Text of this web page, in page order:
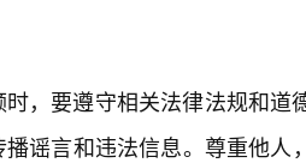
，要遵守相关法律法规和道
谣言和违法信息。尊重他人